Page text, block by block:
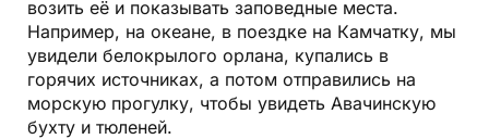
возить её и показывать заповедные места.
Например, на океане, в поездке на Камчатку, мы
увидели белокрылого орлана, купались в
горячих источниках, а потом отправились на
морскую прогулку, чтобы увидеть Авачинскую
бухту и тюленей.